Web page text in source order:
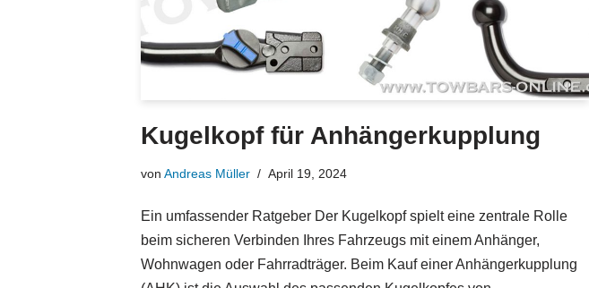
Kugelkopf für Anhängerkupplung
von Andreas Müller April 19, 2024
Ein umfassender Ratgeber Der Kugelkopf spielt eine zentrale Rolle
beim sicheren Verbinden Ihres Fahrzeugs mit einem Anhänger,
Wohnwagen oder Fahrradträger. Beim Kauf einer Anhängerkupplung